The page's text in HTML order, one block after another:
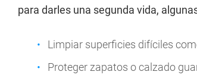
para darles una segunda vida,
Limpiar superficies difíciles
Proteger zapatos o calzado